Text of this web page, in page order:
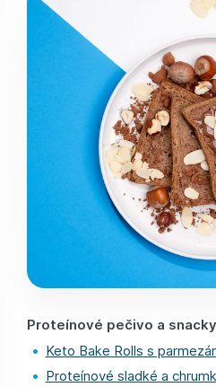
Proteínové pečivo a
Keto Bake Rolls s
Proteínové sladké a